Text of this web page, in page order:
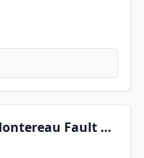
Dany Paysagiste - élagueur Montereau Fault Yonne : Jardinier espaces verts Cannes Ecluses